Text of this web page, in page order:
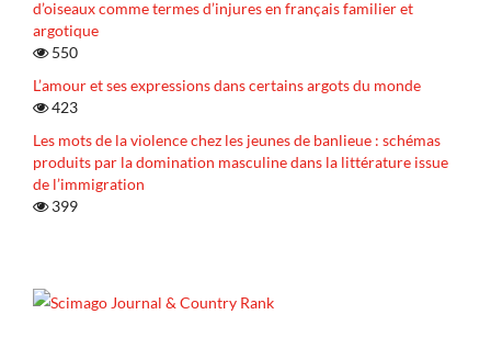
d’oiseaux comme termes d’injures en français familier et
argotique
550
L’amour et ses expressions dans certains argots du monde
423
Les mots de la violence chez les jeunes de banlieue : schémas
produits par la domination masculine dans la littérature issue
de l’immigration
399